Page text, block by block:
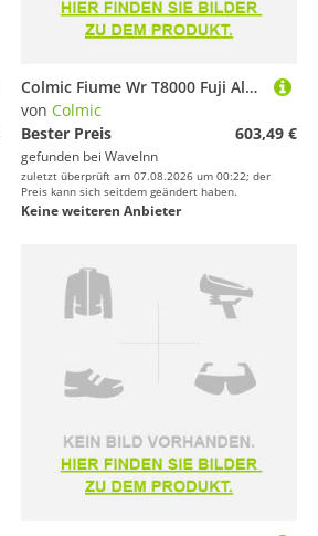
Colmic Fiume Wr T8000 Fuji Alconite Bolognese Rod Golden 7.00 m / 20 g
von Colmic
Bester Preis
603,49 €
gefunden bei WaveInn
zuletzt überprüft am 07.08.2026 um 00:22; der
Preis kann sich seitdem geändert haben.
Keine weiteren Anbieter